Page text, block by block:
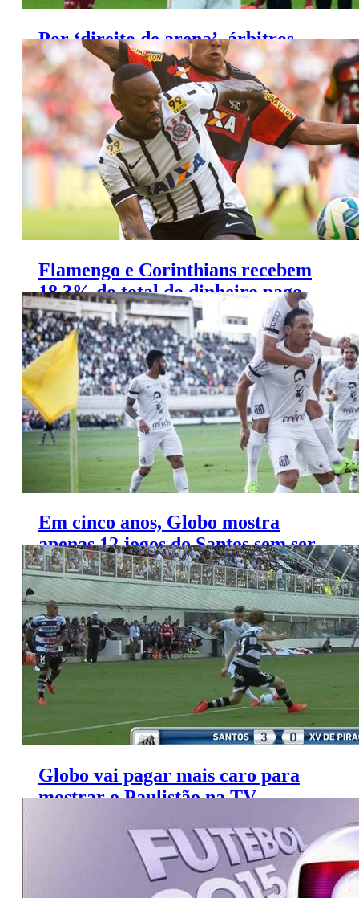
Por ‘direito de arena’, árbitros
movem ação contra a Globo
Flamengo e Corinthians recebem
18,3% do total do dinheiro pago
pela Globo
Em cinco anos, Globo mostra
apenas 12 jogos do Santos sem ser
clássico
Globo vai pagar mais caro para
mostrar o Paulistão na TV